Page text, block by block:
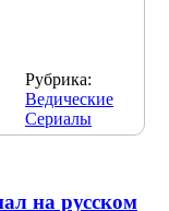
Рубрика:
Ведические
Сериалы
на русском